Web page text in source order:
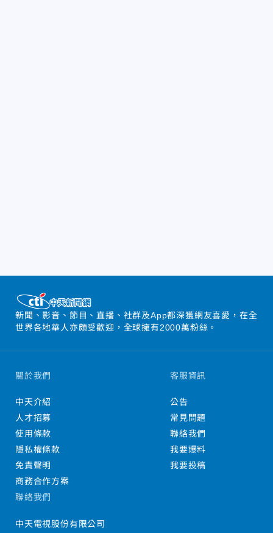
新聞、影音、節目、直播、社群及App都深獲網友喜愛，在全
世界各地華人亦頗受歡迎，全球擁有2000萬粉絲。
關於我們
中天介紹
人才招募
使用條款
隱私權條款
免責聲明
商務合作方案
客服資訊
公告
常見問題
聯絡我們
我要爆料
我要投稿
聯絡我們
中天電視股份有限公司